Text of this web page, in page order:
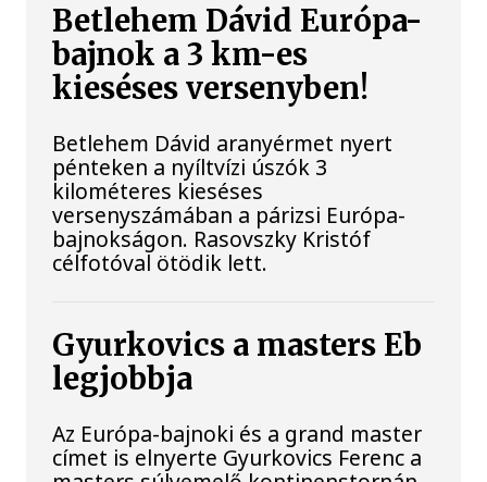
Betlehem Dávid Európa-
bajnok a 3 km-es
kieséses versenyben!
Betlehem Dávid aranyérmet nyert
pénteken a nyíltvízi úszók 3
kilométeres kieséses
versenyszámában a párizsi Európa-
bajnokságon. Rasovszky Kristóf
célfotóval ötödik lett.
Gyurkovics a masters Eb
legjobbja
Az Európa-bajnoki és a grand master
címet is elnyerte Gyurkovics Ferenc a